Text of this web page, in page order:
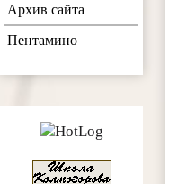
Архив сайта
Пентамино